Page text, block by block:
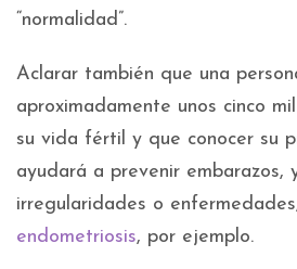
“normalidad”.
Aclarar también que una
aproximadamente unos cinco
su vida fértil y que conocer su
ayudará a prevenir embarazos,
irregularidades o
endometriosis, por ejemplo.